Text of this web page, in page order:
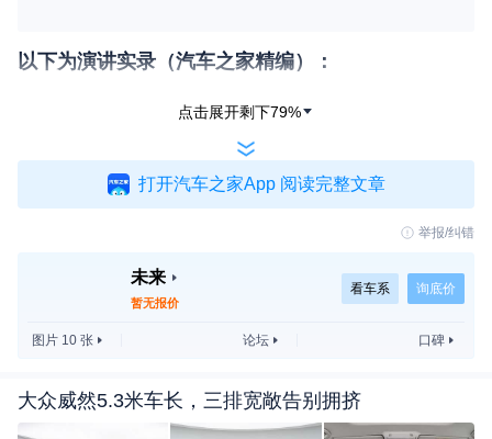
以下为演讲实录（汽车之家精编）：
大家好！我是元戎启行的CEO周光，今天我要
分享的主题是大模型范式下的辅助驾驶的演进。
这几年，行业讨论的内容一直在变化。尤其是智
AI。在这个背景下，大家是很容易困惑的。今天我会
是大模型的范式下。因为大模型已经不再是一个神秘
深入到我们的生活。
点击展开剩下79%
打开汽车之家App 阅读完整文章
举报/纠错
未来
暂无报价
看车系 询底价
图片 10 张 论坛 口碑
大众威然5.3米车长，三排宽敞告别拥挤